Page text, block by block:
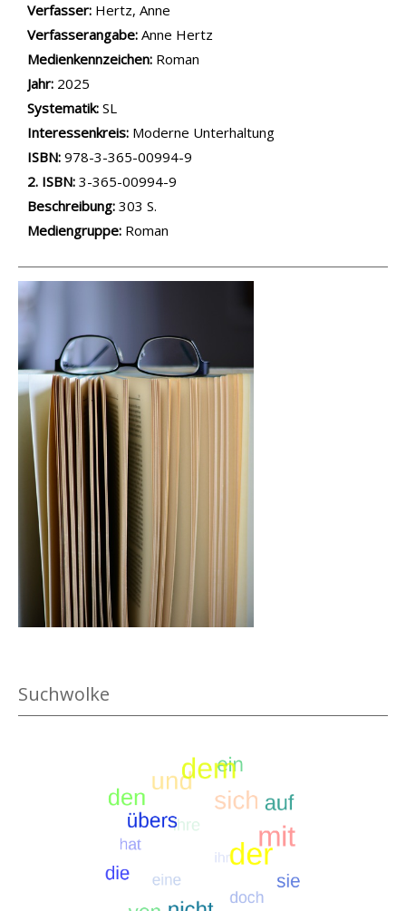
Verfasser: Suche nach diesem Verfasser
Hertz, Anne
Verfasserangabe: Anne Hertz
Medienkennzeichen: Roman
Jahr: 2025
opens in new tab
Diesen Link in neuem Tab öffnen
Systematik: Suche nach dieser Systematik
SL
Interessenkreis: Suche nach diesem Interessenskreis
Moderne Unterhaltung
ISBN: 978-3-365-00994-9
2. ISBN: 3-365-00994-9
Beschreibung: 303 S.
Suche nach dieser Beteiligten Person
Mediengruppe: Roman
Suchwolke